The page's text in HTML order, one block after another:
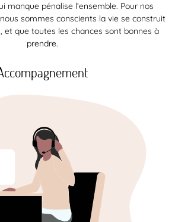
manque pénalise l’ensemble. Pour nos
sommes conscients la vie se construit
et que toutes les chances sont bonnes à
prendre.